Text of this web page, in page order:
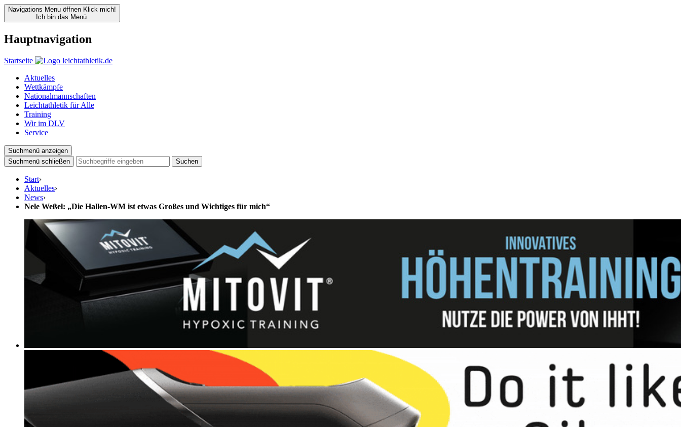
Navigations Menu öffnen Klick mich!
Ich bin das Menü.
Hauptnavigation
Startseite
Aktuelles
Wettkämpfe
Nationalmannschaften
Leichtathletik für Alle
Training
Wir im DLV
Service
Suchmenü anzeigen
Suchmenü schließen
Suchen
Start›
Aktuelles›
News›
Nele Weßel: „Die Hallen-WM ist etwas Großes und Wichtiges für mich“